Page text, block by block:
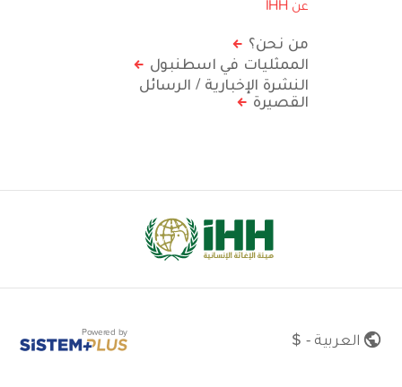
عن IHH
من نحن؟
الممثليات في اسطنبول
النشرة الإخبارية / الرسائل
القصيرة
العربية - $ Powered by